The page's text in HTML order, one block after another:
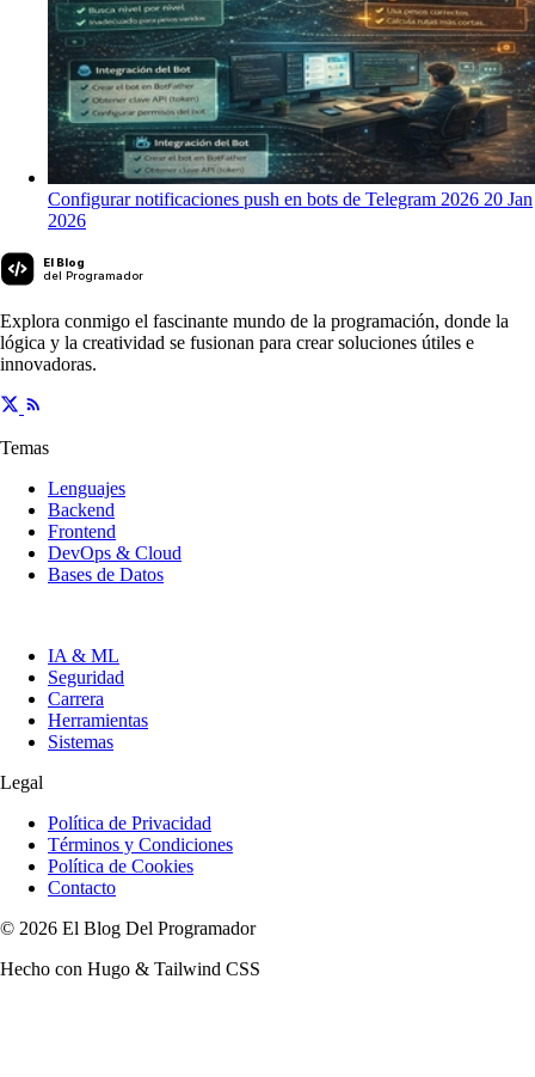
Configurar notificaciones push en bots de Telegram 2026 20 Jan
2026
El Blog
del Programador
Explora conmigo el fascinante mundo de la programación, donde la
lógica y la creatividad se fusionan para crear soluciones útiles e
innovadoras.
Temas
Lenguajes
Backend
Frontend
DevOps & Cloud
Bases de Datos
IA & ML
Seguridad
Carrera
Herramientas
Sistemas
Legal
Política de Privacidad
Términos y Condiciones
Política de Cookies
Contacto
© 2026 El Blog Del Programador
Hecho con Hugo & Tailwind CSS